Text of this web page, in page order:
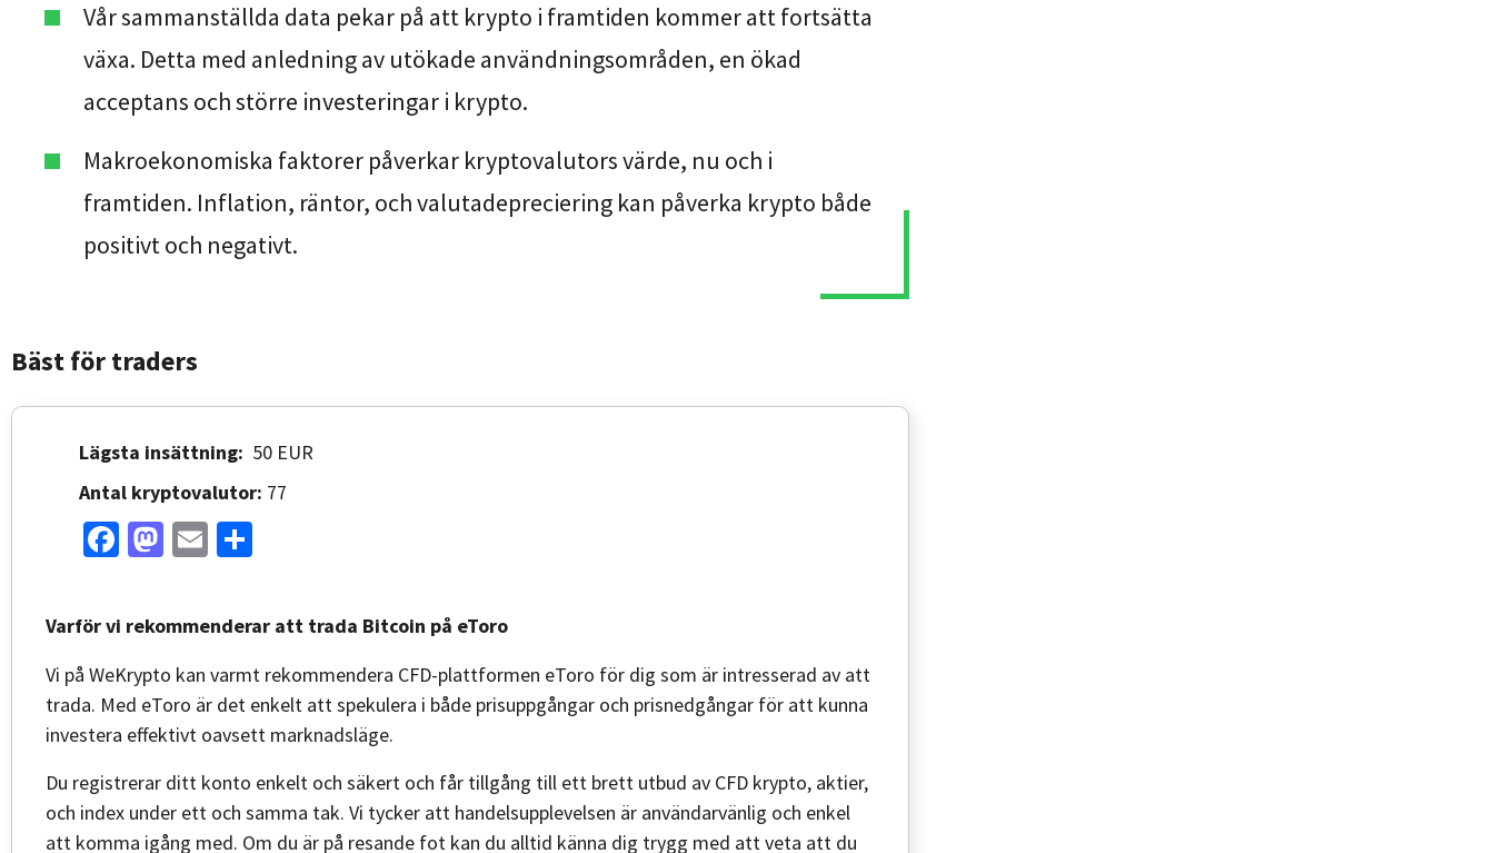
Vår sammanställda data pekar på att krypto i framtiden kommer att fortsätta
växa. Detta med anledning av utökade användningsområden, en ökad
acceptans och större investeringar i krypto.
Makroekonomiska faktorer påverkar kryptovalutors värde, nu och i
framtiden. Inflation, räntor, och valutadepreciering kan påverka krypto både
positivt och negativt.
Bäst för traders
Lägsta insättning: 50 EUR
Antal kryptovalutor: 77
Facebook
Mastodon
Email
Varför vi rekommenderar att trada Bitcoin på eToro
Vi på WeKrypto kan varmt rekommendera CFD-plattformen eToro för dig som är intresserad av att
trada. Med eToro är det enkelt att spekulera i både prisuppgångar och prisnedgångar för att kunna
investera effektivt oavsett marknadsläge.
Du registrerar ditt konto enkelt och säkert och får tillgång till ett brett utbud av CFD krypto, aktier,
och index under ett och samma tak. Vi tycker att handelsupplevelsen är användarvänlig och enkel
att komma igång med. Om du är på resande fot kan du alltid känna dig trygg med att veta att du